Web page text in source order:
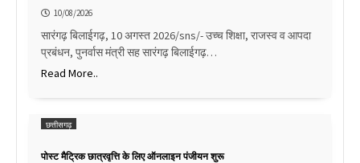
10/08/2026
सारंगढ़ बिलाईगढ़, 10 अगस्त 2026/sns/- उच्च शिक्षा, राजस्व व आपदा
प्रबंधन, पुनर्वास मंत्री सह सारंगढ़ बिलाईगढ़…
Read More..
छत्तीसगढ़
पोस्ट मैट्रिक छात्रवृत्ति के लिए ऑनलाइन पंजीयन शुरू